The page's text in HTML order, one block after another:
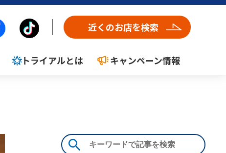
近くのお店を検索
トライアルとは キャンペーン情報